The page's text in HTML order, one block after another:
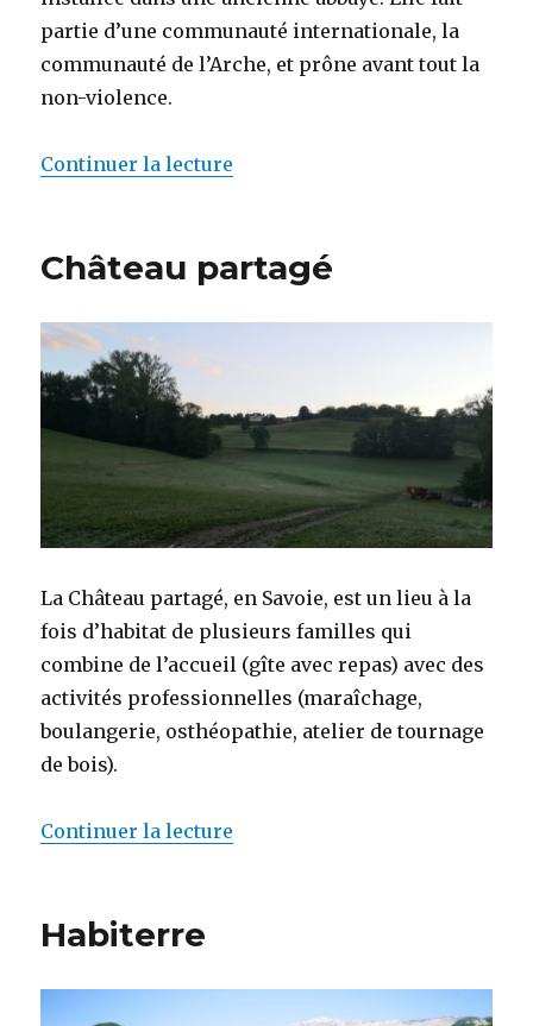
partie d’une communauté internationale, la
communauté de l’Arche, et prône avant tout la
non-violence.
Continuer la lecture
Château partagé
La Château partagé, en Savoie, est un lieu à la
fois d’habitat de plusieurs familles qui
combine de l’accueil (gîte avec repas) avec des
activités professionnelles (maraîchage,
boulangerie, osthéopathie, atelier de tournage
de bois).
Continuer la lecture
Habiterre